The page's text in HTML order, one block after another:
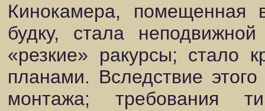
Кинокамера, помещенная
будку, стала
«резкие» ракурсы; стало
планами. Вследствие
монтажа; требования